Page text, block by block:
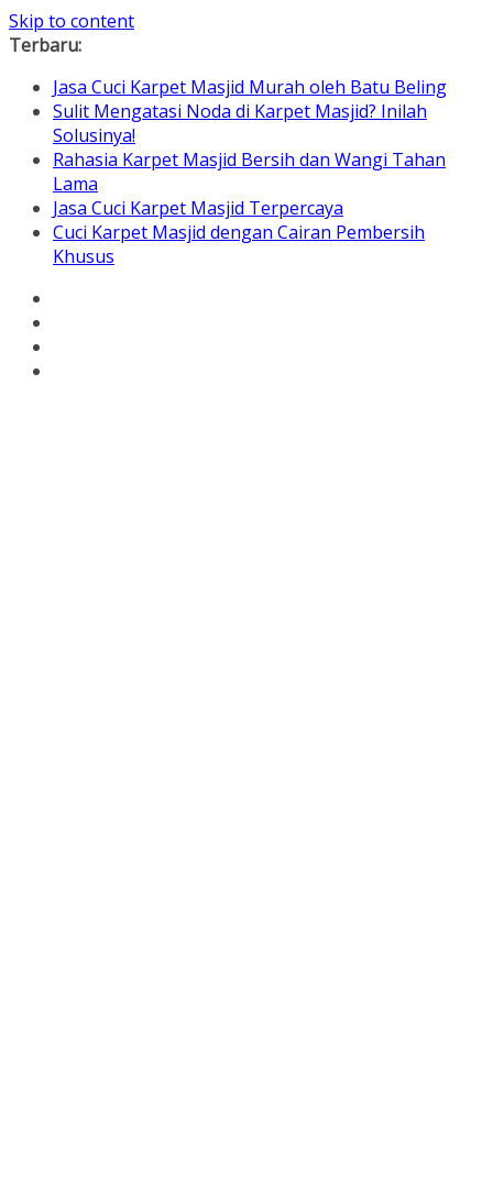
Skip to content
Terbaru:
Jasa Cuci Karpet Masjid Murah oleh Batu Beling
Sulit Mengatasi Noda di Karpet Masjid? Inilah
Solusinya!
Rahasia Karpet Masjid Bersih dan Wangi Tahan
Lama
Jasa Cuci Karpet Masjid Terpercaya
Cuci Karpet Masjid dengan Cairan Pembersih
Khusus